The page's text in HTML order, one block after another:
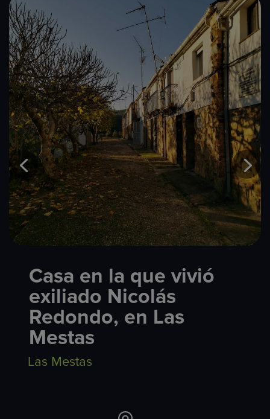
Casa en la que vivió
exiliado Nicolás
Redondo, en Las
Mestas
Las Mestas